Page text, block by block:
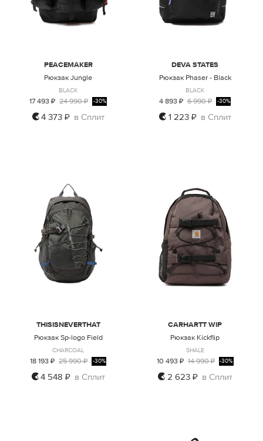
ONE SIZE
PEACEMAKER
Рюкзак Jungle
BLACK
17 493 ₽ 24 990 ₽ -30%
4 373 ₽ в Сплит ONE SIZE
DEVA STATES
Рюкзак Phaser - Black
BLACK
4 893 ₽ 6 990 ₽ -30%
1 223 ₽ в Сплит
ONE SIZE
THISISNEVERTHAT
Рюкзак Sp-logo Field
CHARCOAL
18 193 ₽ 25 990 ₽ -30%
4 548 ₽ в Сплит ONE SIZE
CARHARTT WIP
Рюкзак Kickflip
SHALE
10 493 ₽ 14 990 ₽ -30%
2 623 ₽ в Сплит